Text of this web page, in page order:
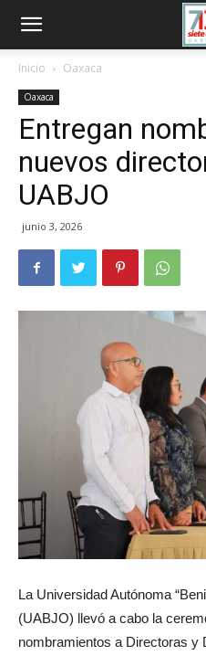
Inicio Oaxaca
Oaxaca
Entregan
nuevos
UABJO
junio 3, 2026
La Universidad Autónoma
(UABJO) llevó a cabo la
nombramientos a Directoras y